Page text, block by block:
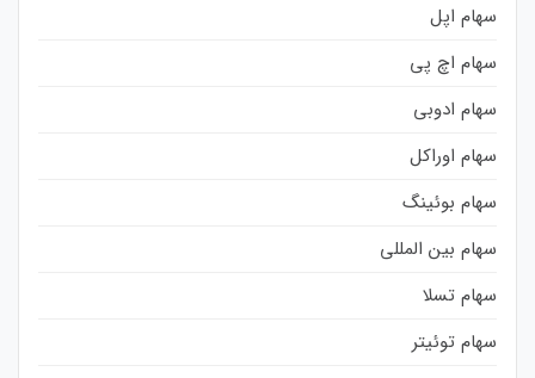
سهام اپل
سهام اچ پی
سهام ادوبی
سهام اوراکل
سهام بوئینگ
سهام بین المللی
سهام تسلا
سهام توئیتر